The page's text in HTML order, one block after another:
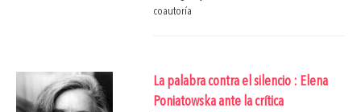
coautoría
La palabra contra el silencio : Elena
Poniatowska ante la crítica